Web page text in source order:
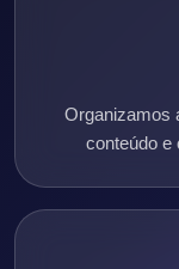
Organizamos
conteúdo e